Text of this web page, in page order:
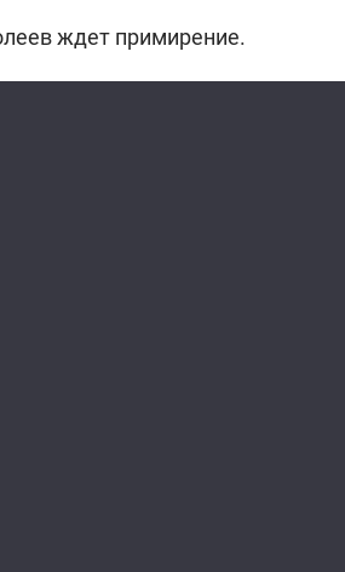
ждет примирение.